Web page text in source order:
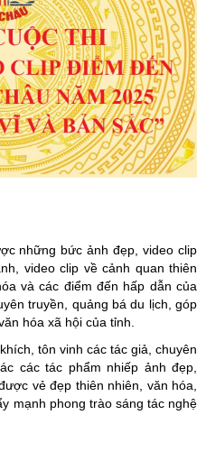
những bức ảnh đẹp, video clip
video clip về cảnh quan thiên
và các điểm đến hấp dẫn của
truyền, quảng bá du lịch, góp
hóa xã hội của tỉnh.
tôn vinh các tác giả, chuyên
các tác phẩm nhiếp ảnh đẹp,
vẻ đẹp thiên nhiên, văn hóa,
mạnh phong trào sáng tác nghệ